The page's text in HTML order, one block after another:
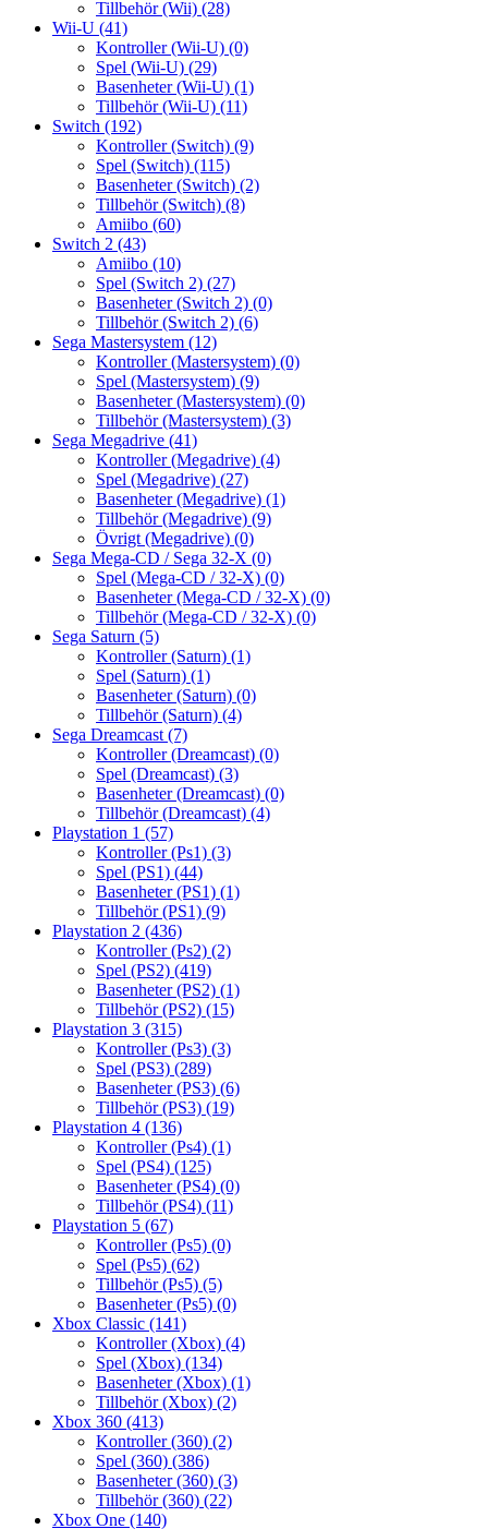
Tillbehör (Wii) (28)
Wii-U (41)
Kontroller (Wii-U) (0)
Spel (Wii-U) (29)
Basenheter (Wii-U) (1)
Tillbehör (Wii-U) (11)
Switch (192)
Kontroller (Switch) (9)
Spel (Switch) (115)
Basenheter (Switch) (2)
Tillbehör (Switch) (8)
Amiibo (60)
Switch 2 (43)
Amiibo (10)
Spel (Switch 2) (27)
Basenheter (Switch 2) (0)
Tillbehör (Switch 2) (6)
Sega Mastersystem (12)
Kontroller (Mastersystem) (0)
Spel (Mastersystem) (9)
Basenheter (Mastersystem) (0)
Tillbehör (Mastersystem) (3)
Sega Megadrive (41)
Kontroller (Megadrive) (4)
Spel (Megadrive) (27)
Basenheter (Megadrive) (1)
Tillbehör (Megadrive) (9)
Övrigt (Megadrive) (0)
Sega Mega-CD / Sega 32-X (0)
Spel (Mega-CD / 32-X) (0)
Basenheter (Mega-CD / 32-X) (0)
Tillbehör (Mega-CD / 32-X) (0)
Sega Saturn (5)
Kontroller (Saturn) (1)
Spel (Saturn) (1)
Basenheter (Saturn) (0)
Tillbehör (Saturn) (4)
Sega Dreamcast (7)
Kontroller (Dreamcast) (0)
Spel (Dreamcast) (3)
Basenheter (Dreamcast) (0)
Tillbehör (Dreamcast) (4)
Playstation 1 (57)
Kontroller (Ps1) (3)
Spel (PS1) (44)
Basenheter (PS1) (1)
Tillbehör (PS1) (9)
Playstation 2 (436)
Kontroller (Ps2) (2)
Spel (PS2) (419)
Basenheter (PS2) (1)
Tillbehör (PS2) (15)
Playstation 3 (315)
Kontroller (Ps3) (3)
Spel (PS3) (289)
Basenheter (PS3) (6)
Tillbehör (PS3) (19)
Playstation 4 (136)
Kontroller (Ps4) (1)
Spel (PS4) (125)
Basenheter (PS4) (0)
Tillbehör (PS4) (11)
Playstation 5 (67)
Kontroller (Ps5) (0)
Spel (Ps5) (62)
Tillbehör (Ps5) (5)
Basenheter (Ps5) (0)
Xbox Classic (141)
Kontroller (Xbox) (4)
Spel (Xbox) (134)
Basenheter (Xbox) (1)
Tillbehör (Xbox) (2)
Xbox 360 (413)
Kontroller (360) (2)
Spel (360) (386)
Basenheter (360) (3)
Tillbehör (360) (22)
Xbox One (140)